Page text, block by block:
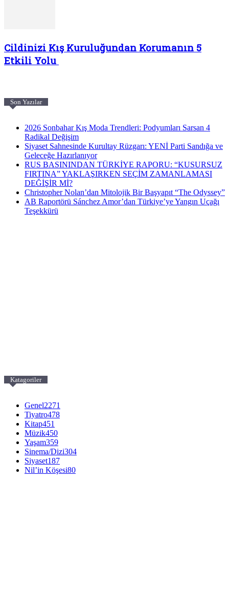
Cildinizi Kış Kuruluğundan Korumanın 5
Etkili Yolu
Son Yazılar
2026 Sonbahar Kış Moda Trendleri: Podyumları Sarsan 4
Radikal Değişim
Siyaset Sahnesinde Kurultay Rüzgarı: YENİ Parti Sandığa ve
Geleceğe Hazırlanıyor
RUS BASININDAN TÜRKİYE RAPORU: “KUSURSUZ
FIRTINA” YAKLAŞIRKEN SEÇİM ZAMANLAMASI
DEĞİŞİR Mİ?
Christopher Nolan’dan Mitolojik Bir Başyapıt “The Odyssey”
AB Raportörü Sánchez Amor’dan Türkiye’ye Yangın Uçağı
Teşekkürü
Katagoriler
Genel2271
Tiyatro478
Kitap451
Müzik450
Yaşam359
Sinema/Dizi304
Siyaset187
Nil’in Köşesi80